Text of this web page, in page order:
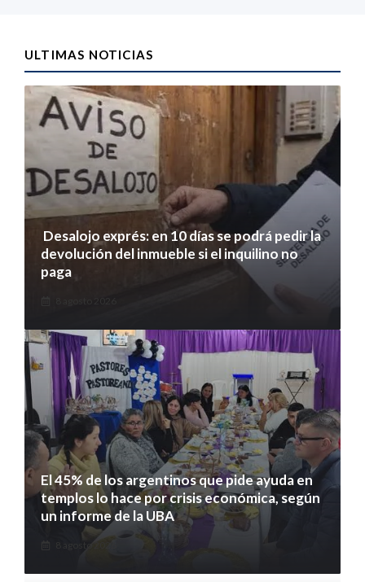
ULTIMAS NOTICIAS
Desalojo exprés: en 10 días se podrá pedir la
devolución del inmueble si el inquilino no
paga
El 45% de los argentinos que pide ayuda en
templos lo hace por crisis económica, según
un informe de la UBA
8 agosto 2026